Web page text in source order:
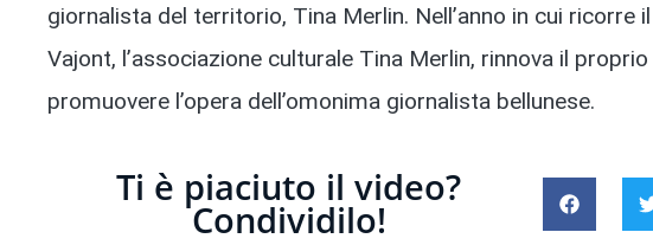
giornalista del territorio, Tina Merlin. Nell’anno in cui ricorre
Vajont, l’associazione culturale Tina Merlin, rinnova il
promuovere l’opera dell’omonima giornalista bellunese.
Ti è piaciuto il video?
Condividilo!